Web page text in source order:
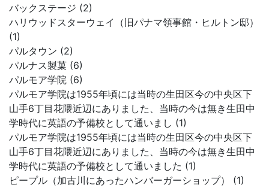
バックステージ (2)
ハリウッドスターウェイ（旧パナマ領事館・ヒルトン邸）
(1)
パルタウン (2)
パルナス製菓 (6)
パルモア学院 (6)
パルモア学院は1955年頃には当時の生田区今の中央区下
山手6丁目花隈近辺にありました、当時の今は無き生田中
学時代に英語の予備校として通いまし (1)
パルモア学院は1955年頃には当時の生田区今の中央区下
山手6丁目花隈近辺にありました、当時の今は無き生田中
学時代に英語の予備校として通いました (1)
ピープル（加古川にあったハンバーガーショップ） (1)